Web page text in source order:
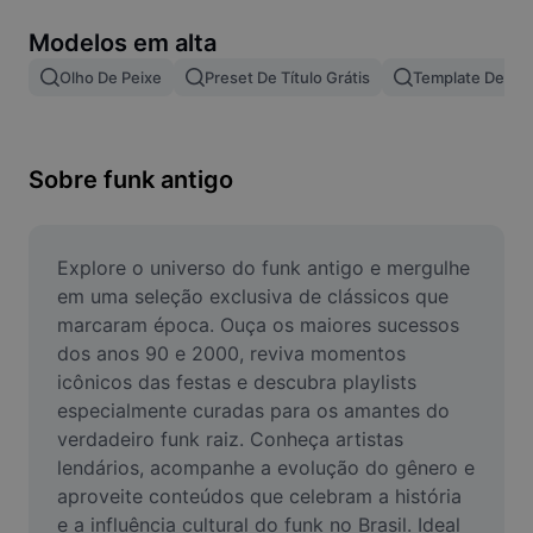
Mesclar imagens
Redimensionar Imagem
Criador de Memes
AI Text Remover
AI People Remover
AI Inpainting
Face Cutout
Modelos em alta
Olho De Peixe Preset De Título Grátis Template De
Sobre funk antigo
Explore o universo do funk antigo e mergulhe
em uma seleção exclusiva de clássicos que
marcaram época. Ouça os maiores sucessos
dos anos 90 e 2000, reviva momentos
icônicos das festas e descubra playlists
especialmente curadas para os amantes do
verdadeiro funk raiz. Conheça artistas
lendários, acompanhe a evolução do gênero e
aproveite conteúdos que celebram a história
e a influência cultural do funk no Brasil. Ideal